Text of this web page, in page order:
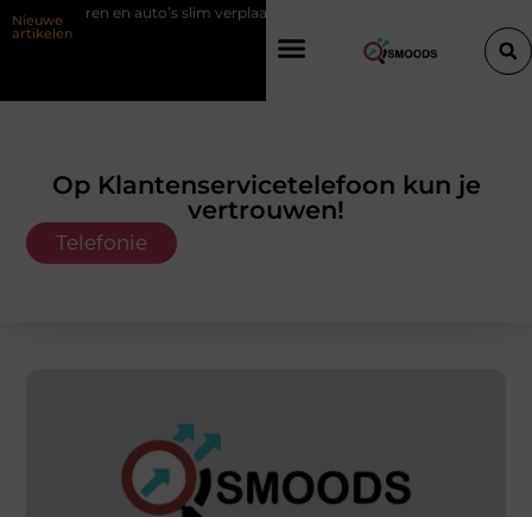
Nieuwe
artikelen
en auto’s slim verplaatsen met twee liften naast elkaar
Op Klantenservicetelefoon kun je
vertrouwen!
Telefonie